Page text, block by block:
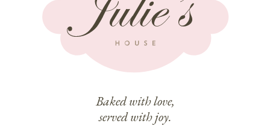
Baked with love,
served with joy.